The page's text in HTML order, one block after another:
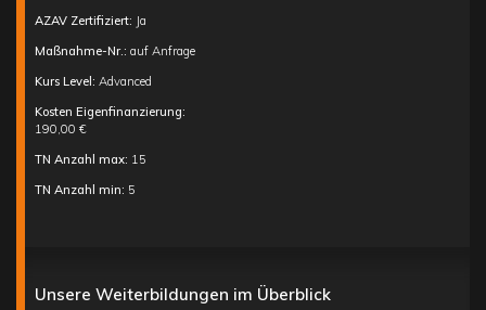
AZAV Zertifiziert: Ja
Maßnahme-Nr.: auf Anfrage
Kurs Level: Advanced
Kosten Eigenfinanzierung:
190,00 €
TN Anzahl max: 15
TN Anzahl min: 5
Unsere Weiterbildungen im Überblick